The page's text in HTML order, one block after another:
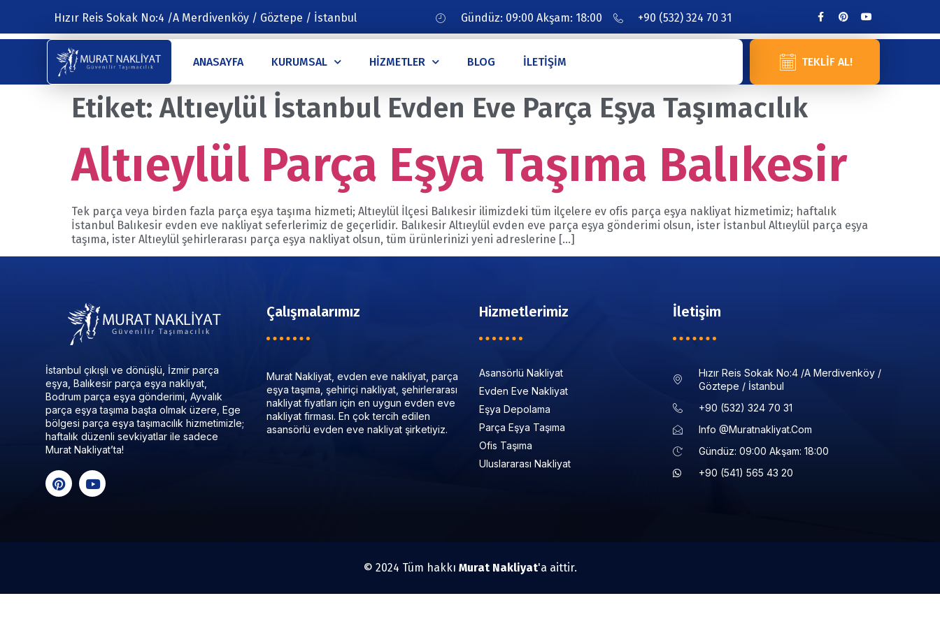
Hızır Reis Sokak No:4 /A Merdivenköy / Göztepe / İstanbul Gündüz: 09:00 Akşam: 18:00 +90 (532) 324 70 31
ANASAYFA KURUMSAL HIZMETLER BLOG İLETIŞIM TEKLIF AL!
Etiket:Altıeylül İstanbul Evden Eve Parça Eşya Taşımacılık
Altıeylül Parça Eşya Taşıma Balıkesir
Tek parça veya birden fazla parça eşya taşıma hizmeti; Altıeylül İlçesi Balıkesir ilimizdeki tüm ilçelere ev ofis parça eşya nakliyat hizmetimiz; haftalık
İstanbul Balıkesir evden eve nakliyat seferlerimiz de geçerlidir. Balıkesir Altıeylül evden eve parça eşya gönderimi olsun, ister İstanbul Altıeylül parça eşya
taşıma, ister Altıeylül şehirlerarası parça eşya nakliyat olsun, tüm ürünlerinizi yeni adreslerine […]
İstanbul çıkışlı ve dönüşlü, İzmir parça
eşya, Balıkesir parça eşya nakliyat,
Bodrum parça eşya gönderimi, Ayvalık
parça eşya taşıma başta olmak üzere, Ege
bölgesi parça eşya taşımacılık hizmetimizle;
haftalık düzenli sevkiyatlar ile sadece
Murat Nakliyat’ta!
Çalışmalarımız
Murat Nakliyat, evden eve nakliyat, parça
eşya taşıma, şehiriçi nakliyat, şehirlerarası
nakliyat fiyatları için en uygun evden eve
nakliyat firması. En çok tercih edilen
asansörlü evden eve nakliyat şirketiyiz.
Hizmetlerimiz
Asansörlü Nakliyat
Evden Eve Nakliyat
Eşya Depolama
Parça Eşya Taşıma
Ofis Taşıma
Uluslararası Nakliyat
İletişim
Hızır Reis Sokak No:4 /a Merdivenköy /
Göztepe / İstanbul
+90 (532) 324 70 31
Info @muratnakliyat.com
Gündüz: 09:00 Akşam: 18:00
+90 (541) 565 43 20
© 2024 Tüm hakkı Murat Nakliyat'a aittir.